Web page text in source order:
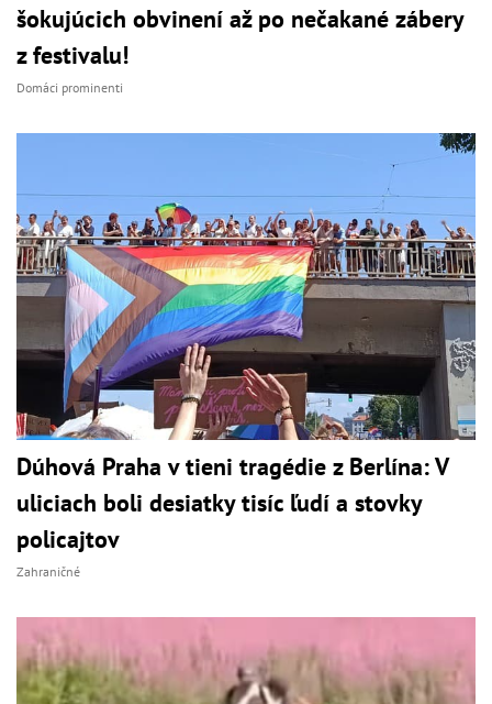
šokujúcich obvinení až po nečakané zábery
z festivalu!
Domáci prominenti
Dúhová Praha v tieni tragédie z Berlína: V
uliciach boli desiatky tisíc ľudí a stovky
policajtov
Zahraničné